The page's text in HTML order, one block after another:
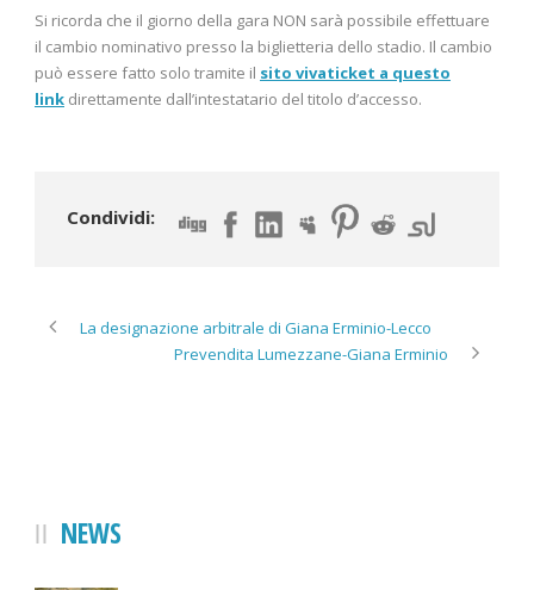
Si ricorda che il giorno della gara NON sarà possibile effettuare
il cambio nominativo presso la biglietteria dello stadio. Il cambio
può essere fatto solo tramite il sito vivaticket a questo
link direttamente dall’intestatario del titolo d’accesso.
Condividi:
La designazione arbitrale di Giana Erminio-Lecco
Prevendita Lumezzane-Giana Erminio
NEWS